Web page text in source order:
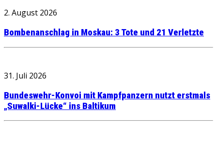
2. August 2026
Bombenanschlag in Moskau: 3 Tote und 21 Verletzte
31. Juli 2026
Bundeswehr-Konvoi mit Kampfpanzern nutzt erstmals
„Suwalki-Lücke“ ins Baltikum